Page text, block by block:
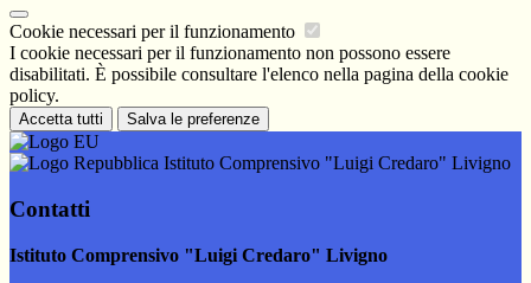
Cookie necessari per il funzionamento
I cookie necessari per il funzionamento non possono essere
disabilitati. È possibile consultare l'elenco nella pagina della cookie
policy.
Accetta tutti Salva le preferenze
Istituto Comprensivo "Luigi Credaro" Livigno
Contatti
Istituto Comprensivo "Luigi Credaro" Livigno